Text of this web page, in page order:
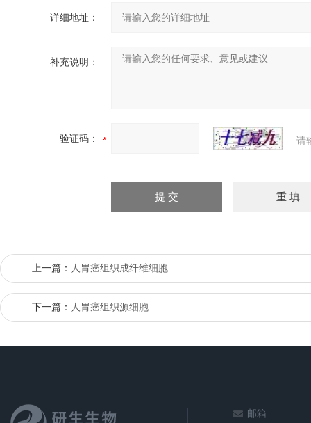
详细地址：
补充说明：
验证码： 请
上一篇： 人胃癌组织成纤维细胞
下一篇： 人胃癌组织源细胞
邮箱